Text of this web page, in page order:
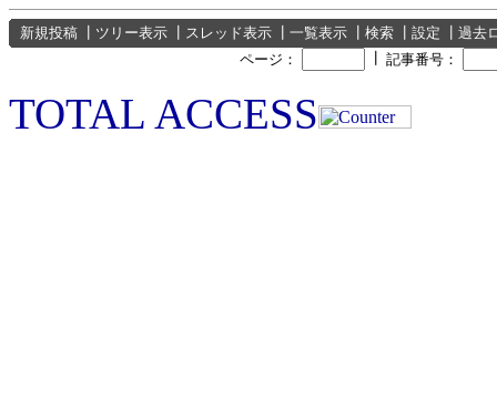
新規投稿 ツリー表示 スレッド表示 一覧表示 検索 設定
過去
ページ：
記事番号：
TOTAL ACCESS